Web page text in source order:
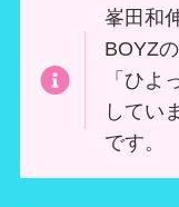
峯田和
BOYZ
「ひよ
してい
です。